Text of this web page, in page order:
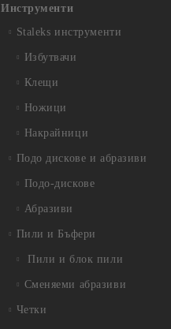
Инструменти
Staleks инструменти
Избутвачи
Клещи
Ножици
Накрайници
Подо дискове и абразиви
Подо-дискове
Абразиви
Пили и Бъфери
Пили и блок пили
Сменяеми абразиви
Четки